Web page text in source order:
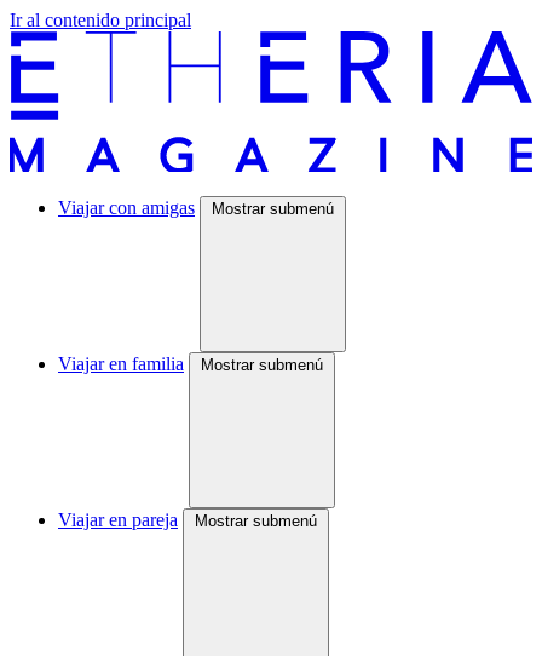
Ir al contenido principal
Viajar con amigas Mostrar submenú
Viajar en familia Mostrar submenú
Viajar en pareja Mostrar submenú